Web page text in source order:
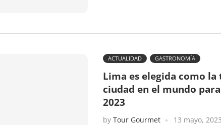
ACTUALIDAD GASTRONOMÍA
Lima es elegida como
ciudad en el mundo
2023
by Tour Gourmet 13 mayo, 2023